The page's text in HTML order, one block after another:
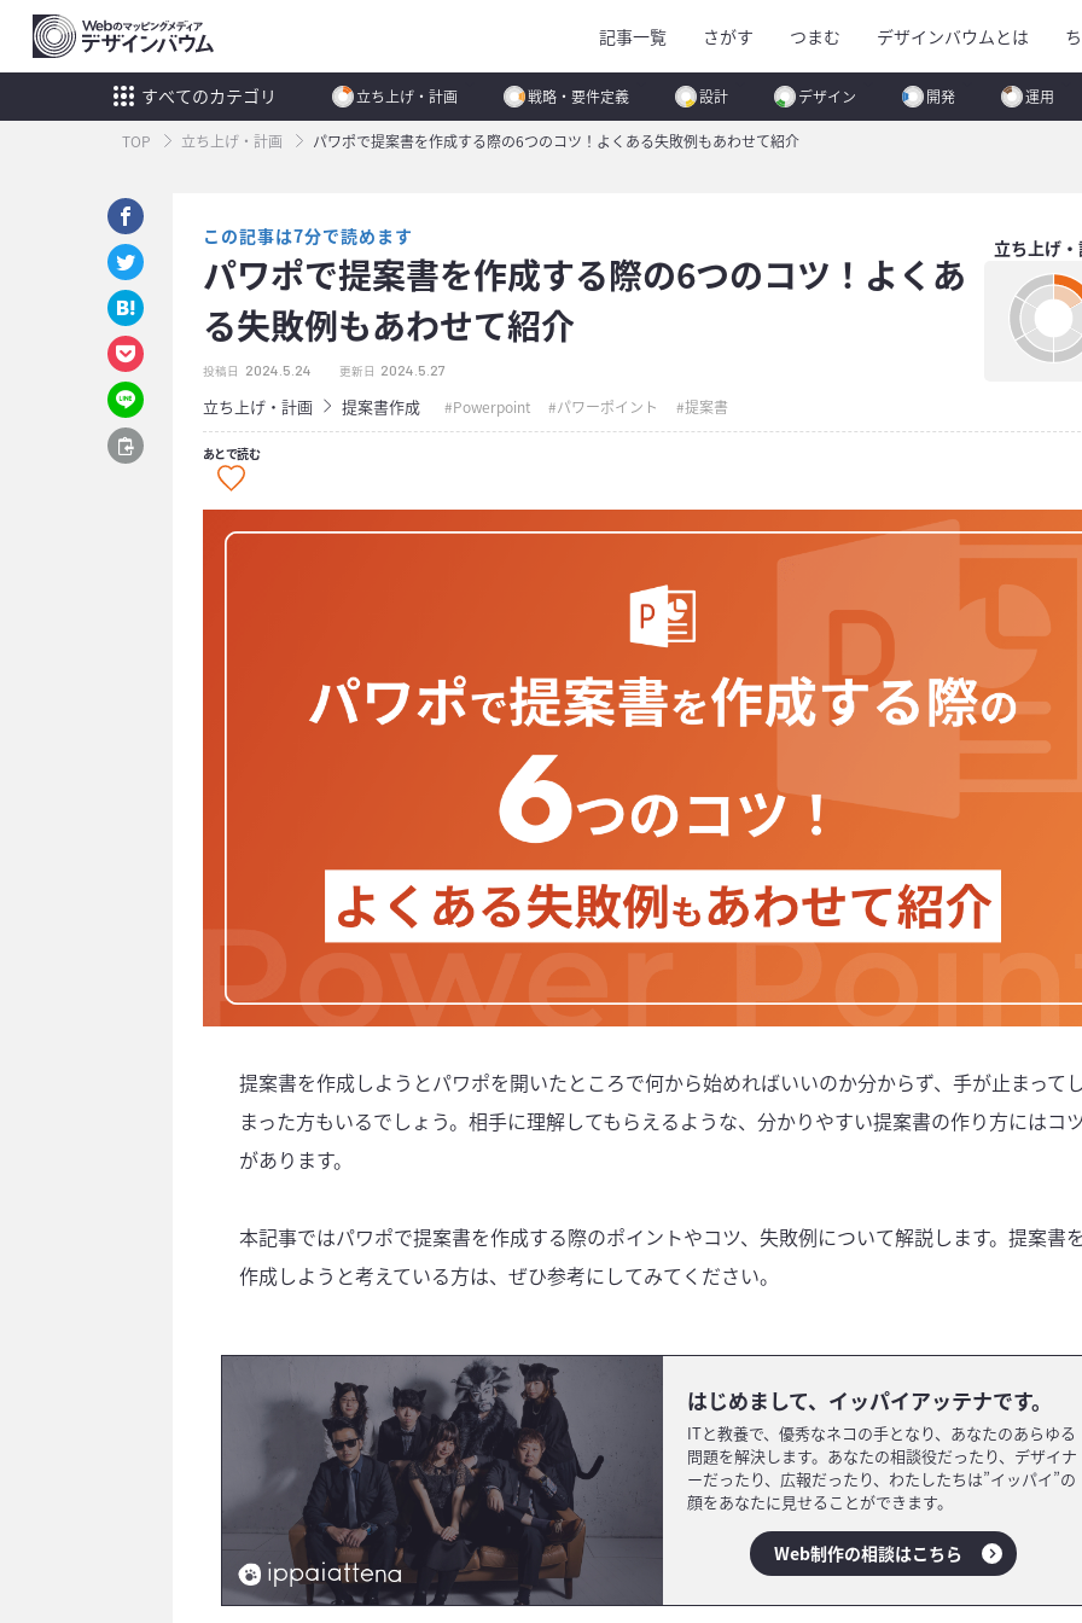
記事一覧 さがす つまむ デザインバウムとは
すべてのカテゴリ 立ち上げ・計画 戦略・要件定義 設計 デザイン 開発 運用
TOP 立ち上げ・計画 パワポで提案書を作成する際の6つのコツ！よくある失敗例もあわせて紹介
この記事は7分で読めます
パワポで提案書を作成する際の6つのコツ！よくあ
る失敗例もあわせて紹介
投稿日 2024.5.24 更新日 2024.5.27
立ち上げ・計画 提案書作成 Powerpoint パワーポイント 提案書
立ち上げ
あとで読む
提案書を作成しようとパワポを開いたところで何から始めればいいのか分からず、手が止まって
まった方もいるでしょう。相手に理解してもらえるような、分かりやすい提案書の作り方にはコ
があります。
本記事ではパワポで提案書を作成する際のポイントやコツ、失敗例について解説します。提案書
作成しようと考えている方は、ぜひ参考にしてみてください。
はじめまして、イッパイアッテナです。
ITと教養で、優秀なネコの手となり、あなたのあらゆる
問題を解決します。あなたの相談役だったり、デザイナ
ーだったり、広報だったり、わたしたちは”イッパイ”の
顔をあなたに見せることができます。
Web制作の相談はこちら